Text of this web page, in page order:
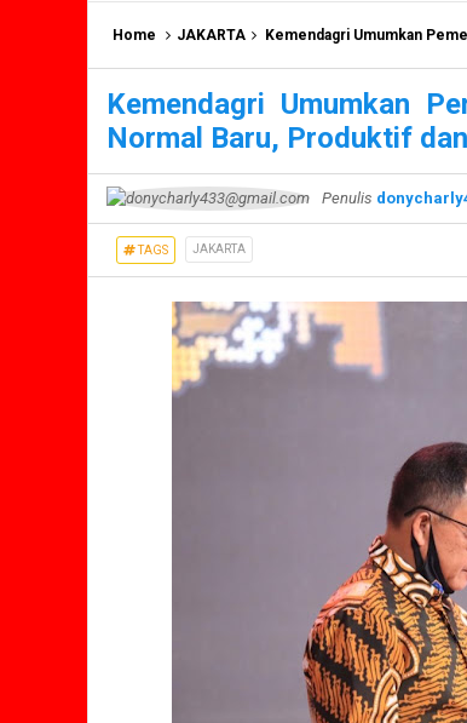
Home JAKARTA Kemendagri Umumkan
Kemendagri Umumkan
Normal Baru, Produktif
Penulis
TAGS JAKARTA